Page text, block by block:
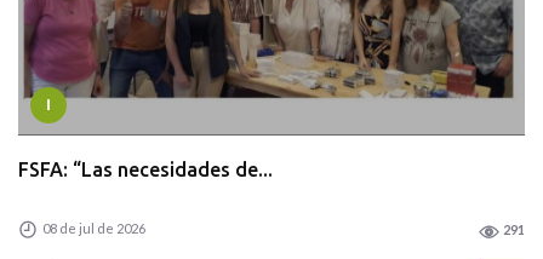
I
FSFA: “Las necesidades de...
08 de jul de 2026 291